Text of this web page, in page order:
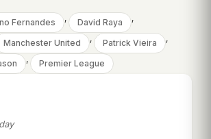
Fernandes , David Raya ,
Manchester United , Patrick Vieira ,
, Premier League